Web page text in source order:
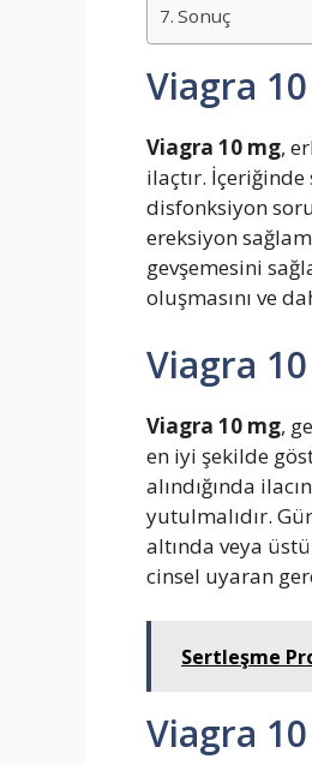
Sonuç
Viagra
Viagra 10 mg,
ilaçtır.
disfonksiyon
ereksiyon
gevşemesini
oluşmasını ve
Viagra 10
Viagra 10 mg,
en iyi şekilde
alındığında
yutulmalıdır.
altında veya
cinsel uyaran
Sertleşme
Viagra